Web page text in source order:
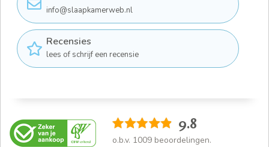
info@slaapkamerweb.nl
Recensies
lees of schrijf een recensie
9.8
o.b.v. 1009 beoordelingen.